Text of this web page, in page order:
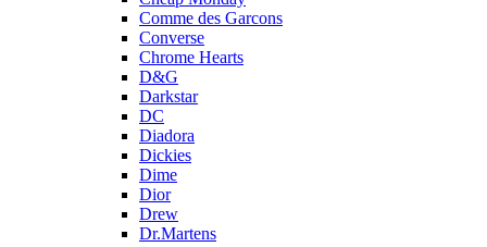
Comme des Garcons
Converse
Chrome Hearts
D&G
Darkstar
DC
Diadora
Dickies
Dime
Dior
Drew
Dr.Martens